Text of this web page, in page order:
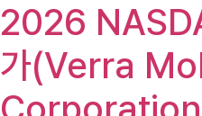
2026
가(Verra